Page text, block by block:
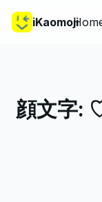
iKaomoji
顔文字: